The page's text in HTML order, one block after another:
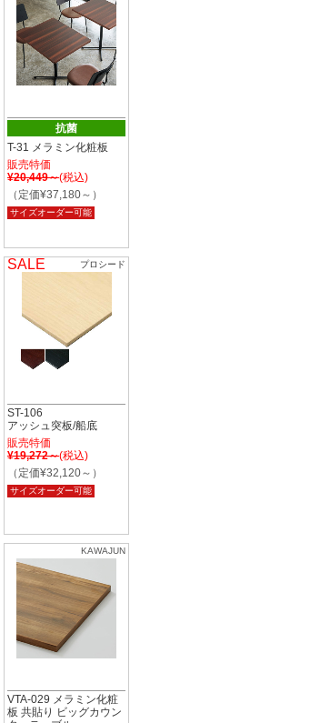
抗菌
T-31 メラミン化粧板
販売特価
¥20,449～(税込)
（定価¥37,180～）
サイズオーダー可能
SALE プロシード
ST-106
アッシュ突板/船底
販売特価
¥19,272～(税込)
（定価¥32,120～）
サイズオーダー可能
KAWAJUN
VTA-029 メラミン化粧
板 共貼り ビッグカウン